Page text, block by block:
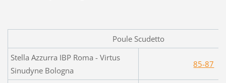
Poule Scudetto
Stella Azzurra IBP Roma - Virtus
Sinudyne Bologna
85-87